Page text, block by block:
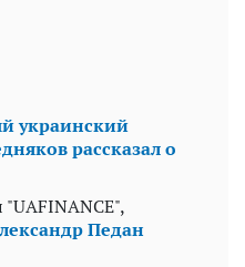
украинский
рассказал о
Педан